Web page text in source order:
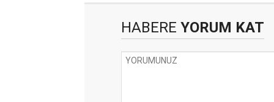
HABERE YORUM KAT